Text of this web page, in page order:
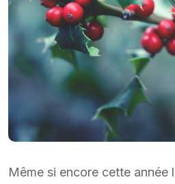
Même si encore cette année